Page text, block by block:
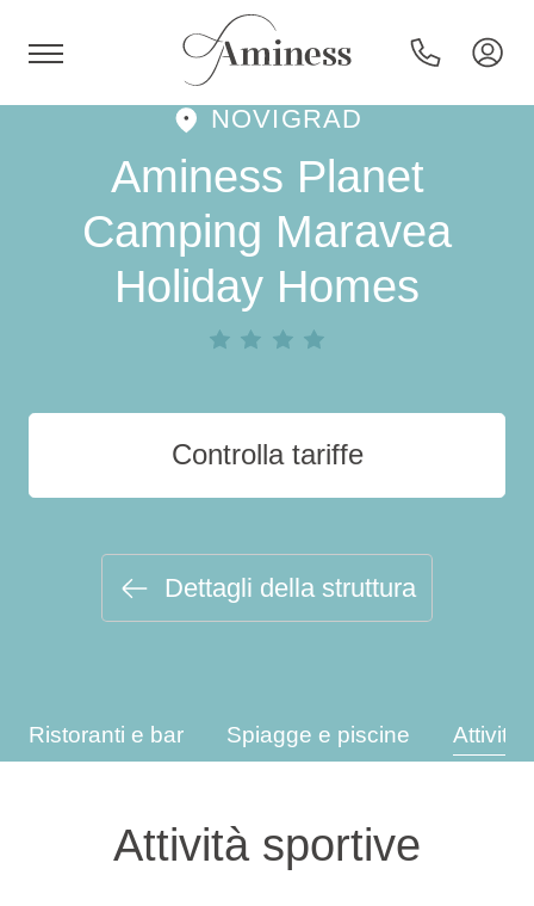
Hotel e resort
Destinazioni
Tipi di vacanza
Programma Ami Loyalty
NOVIGRAD
Aminess Planet
Camping Maravea
Holiday Homes
Controlla tariffe
Dettagli della struttura
Ristoranti e bar Spiagge e piscine Attività
Attività sportive